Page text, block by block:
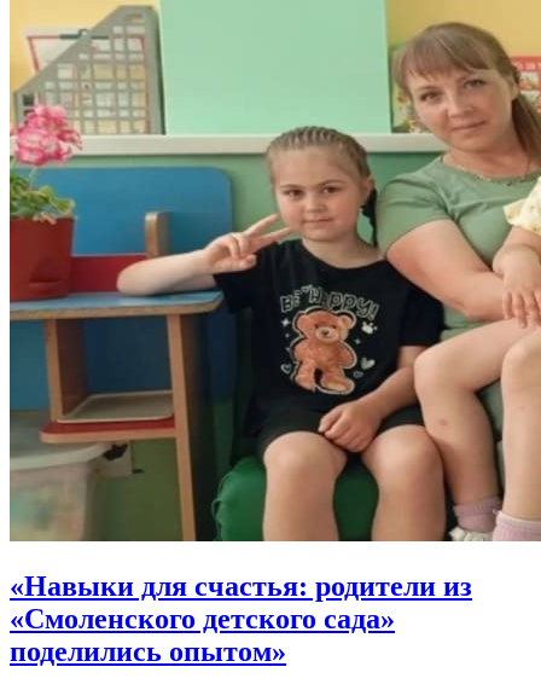
«Навыки для счастья: родители из
«Смоленского детского сада»
поделились опытом»